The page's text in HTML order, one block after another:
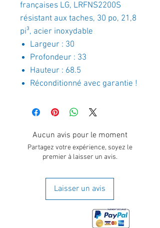
françaises LG, LRFNS2200S
résistant aux taches, 30 po, 21,8
pi³, acier inoxydable
Largeur : 30
Profondeur : 33
Hauteur : 68.5
Réconditionné avec garantie !
Aucun avis pour le moment
Partagez votre expérience, soyez le
premier à laisser un avis.
Laisser un avis